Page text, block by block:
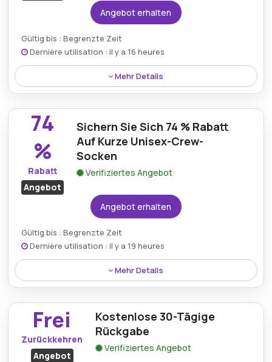
Angebot erhalten
Gültig bis : Begrenzte Zeit
Dernière utilisation : il y a 16 heures
Mehr Details
Kaufen Sie ein modisches Herren-Poloshirt von Tom
Tailor und profitieren Sie von außergewöhnlichen 76
% Rabatt auf den regulären Preis.
74
%
Rabatt
Angebot
Sichern Sie Sich 74 % Rabatt
Auf Kurze Unisex-Crew-
Socken
Verifiziertes Angebot
Angebot erhalten
Gültig bis : Begrenzte Zeit
Dernière utilisation : il y a 19 heures
Mehr Details
Sichern Sie sich für begrenzte Zeit einen
unschlagbaren Rabatt von 74 % auf hochwertige
Unisex-Kurz-Crew-Socken.
Frei
Zurückkehren
Angebot
Kostenlose 30-Tägige
Rückgabe
Verifiziertes Angebot